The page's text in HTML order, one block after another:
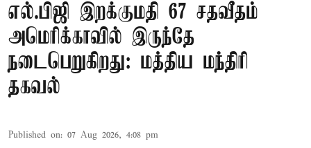
எல்.பிஜி இறக்குமதி 67 சதவீதம்
அமெரிக்காவில் இருந்தே
நடைபெறுகிறது: மத்திய மந்திரி
தகவல்
Published on: 07 Aug 2026, 4:08 pm